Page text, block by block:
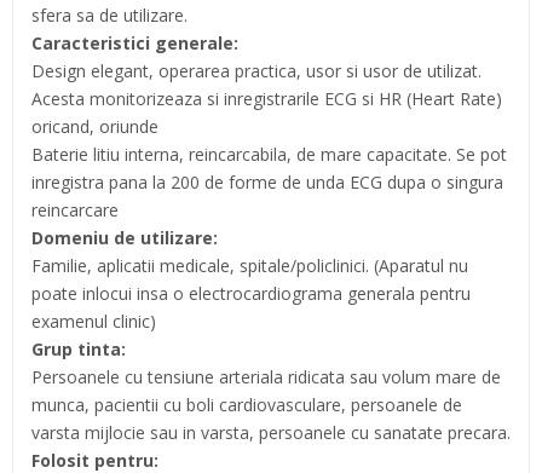
sfera sa de utilizare.
Caracteristici generale:
Design elegant, operarea practica, usor si usor de utilizat.
Acesta monitorizeaza si inregistrarile ECG si HR (Heart Rate)
oricand, oriunde
Baterie litiu interna, reincarcabila, de mare capacitate. Se pot
inregistra pana la 200 de forme de unda ECG dupa o singura
reincarcare
Domeniu de utilizare:
Familie, aplicatii medicale, spitale/policlinici. (Aparatul nu
poate inlocui insa o electrocardiograma generala pentru
examenul clinic)
Grup tinta:
Persoanele cu tensiune arteriala ridicata sau volum mare de
munca, pacientii cu boli cardiovasculare, persoanele de
varsta mijlocie sau in varsta, persoanele cu sanatate precara.
Folosit pentru: